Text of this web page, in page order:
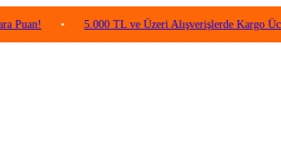
• 5.000 TL ve Üzeri Alışverişlerde Kargo Ücretsiz!